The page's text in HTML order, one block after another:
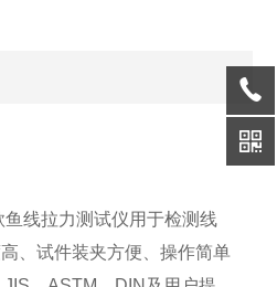
鱼线拉力测试仪用于检测线
、试件装夹方便、操作简单